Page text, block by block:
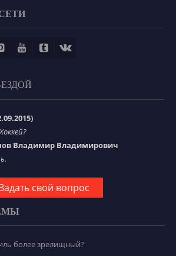
Владимир Владимирович
свой вопрос
более зрелищный?